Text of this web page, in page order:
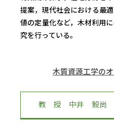
教育（学部
研究
社会連携
提案，現代社会における最
値の定量化など，木材利用
究を行っている。
木質資源工学の
教 授 中井 毅尚